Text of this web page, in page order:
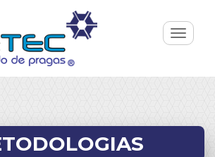
Toggle